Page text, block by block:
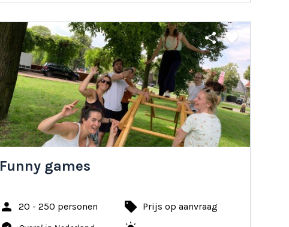
share favorite
Funny games
person 20 - 250 personen local_offer Prijs op aanvraag